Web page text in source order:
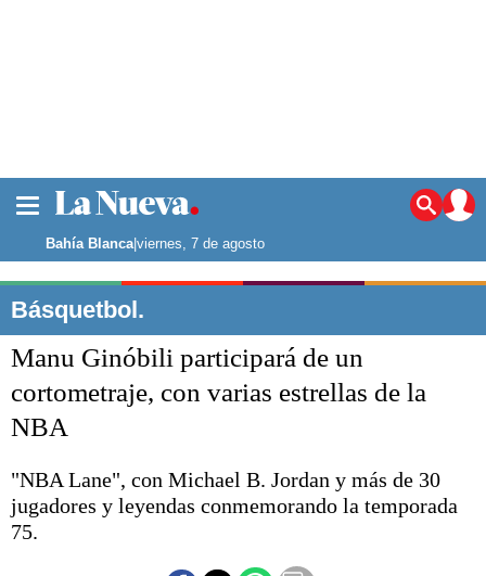
Noticias
La ciudad
Punta Alta
El mundo
Seguridad
Liga del Sur
Bahía Blanca|viernes, 7 de agosto
Básquetbol.
Manu Ginóbili participará de un
cortometraje, con varias estrellas de la
NBA
"NBA Lane", con Michael B. Jordan y más de 30
jugadores y leyendas conmemorando la temporada
75.